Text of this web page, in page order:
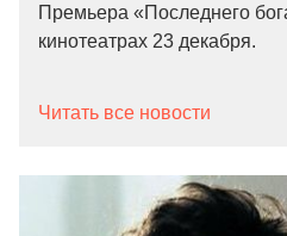
Премьера «Последнего
кинотеатрах 23 декабря.
Читать все новости